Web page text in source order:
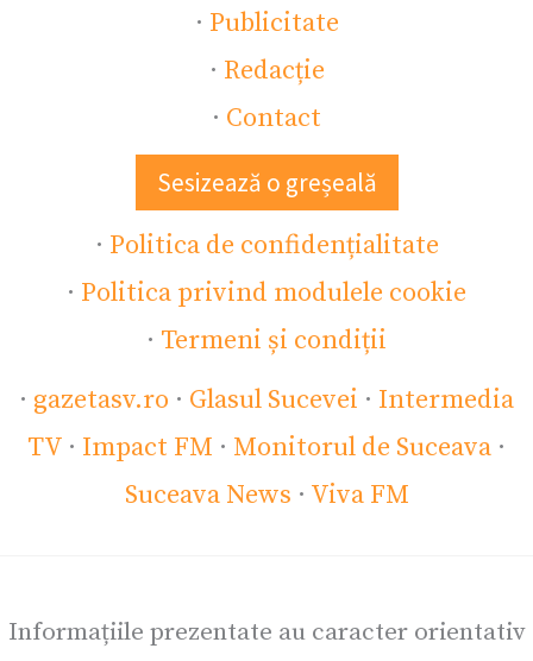
· Publicitate
· Redacție
· Contact
Sesizează o greșeală
· Politica de confidențialitate
· Politica privind modulele cookie
· Termeni și condiții
· gazetasv.ro · Glasul Sucevei · Intermedia
TV · Impact FM · Monitorul de Suceava ·
Suceava News · Viva FM
Informațiile prezentate au caracter orientativ